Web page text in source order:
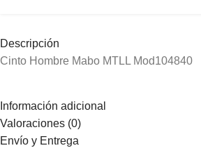
Descripción
Cinto Hombre Mabo MTLL Mod104840
Información adicional
Valoraciones (0)
Envío y Entrega